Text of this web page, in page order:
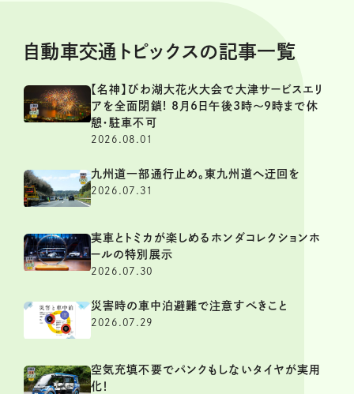
自動車交通トピックスの記事一覧
【名神】びわ湖大花火大会で大津サービスエリ
アを全面閉鎖! 8月6日午後3時～9時まで休
憩・駐車不可
2026.08.01
九州道一部通行止め。東九州道へ迂回を
2026.07.31
実車とトミカが楽しめるホンダコレクションホ
ールの特別展示
2026.07.30
災害時の車中泊避難で注意すべきこと
2026.07.29
空気充填不要でパンクもしないタイヤが実用
化！